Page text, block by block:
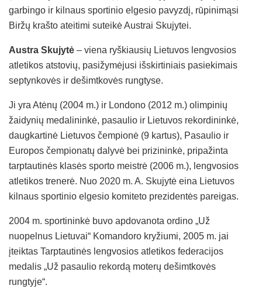
garbingo ir kilnaus sportinio elgesio pavyzdį, rūpinimąsi
Biržų krašto ateitimi suteikė Austrai Skujytei.
Austra Skujytė – viena ryškiausių Lietuvos lengvosios
atletikos atstovių, pasižymėjusi išskirtiniais pasiekimais
septynkovės ir dešimtkovės rungtyse.
Ji yra Atėnų (2004 m.) ir Londono (2012 m.) olimpinių
žaidynių medalininkė, pasaulio ir Lietuvos rekordininkė,
daugkartinė Lietuvos čempionė (9 kartus), Pasaulio ir
Europos čempionatų dalyvė bei prizininkė, pripažinta
tarptautinės klasės sporto meistrė (2006 m.), lengvosios
atletikos trenerė. Nuo 2020 m. A. Skujytė eina Lietuvos
kilnaus sportinio elgesio komiteto prezidentės pareigas.
2004 m. sportininkė buvo apdovanota ordino „Už
nuopelnus Lietuvai“ Komandoro kryžiumi, 2005 m. jai
įteiktas Tarptautinės lengvosios atletikos federacijos
medalis „Už pasaulio rekordą moterų dešimtkovės
rungtyje“.